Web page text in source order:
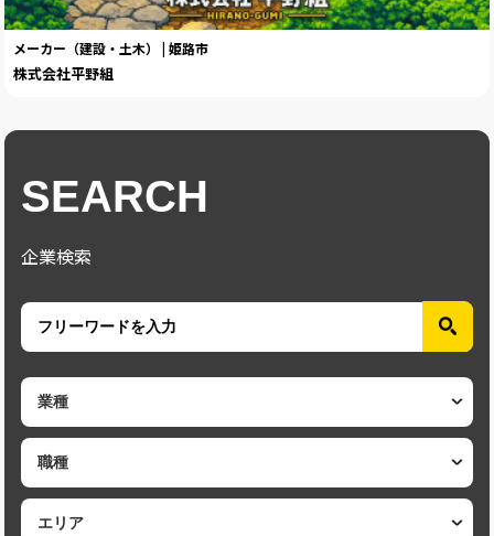
メーカー（建設・土木） | 姫路市
株式会社平野組
SEARCH
企業検索